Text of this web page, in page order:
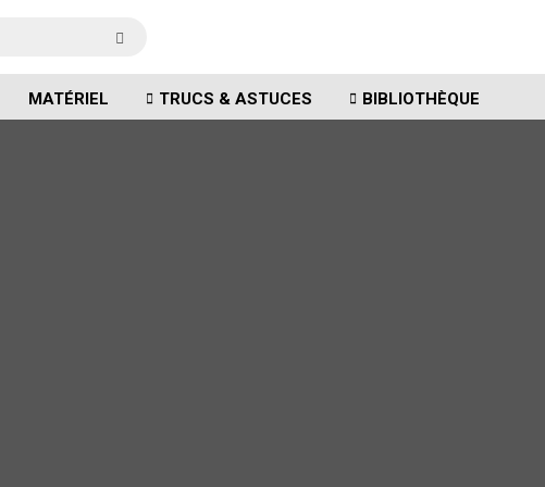
MATÉRIEL TRUCS & ASTUCES BIBLIOTHÈQUE